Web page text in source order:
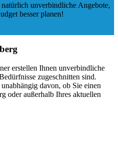
unverbindliche Angebote,
besser planen!
erstellen Ihnen unverbindliche
zugeschnitten sind.
davon, ob Sie einen
oder außerhalb Ihres aktuellen